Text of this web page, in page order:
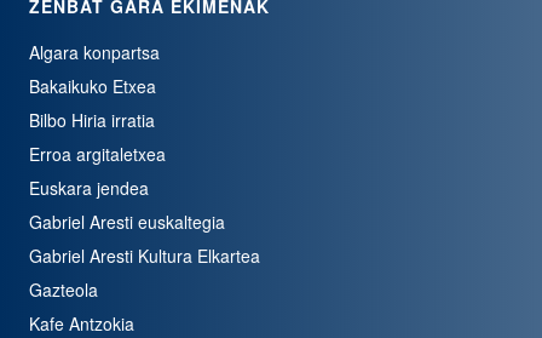
ZENBAT GARA EKIMENAK
Algara konpartsa
Bakaikuko Etxea
Bilbo Hiria irratia
Erroa argitaletxea
Euskara jendea
Gabriel Aresti euskaltegia
Gabriel Aresti Kultura Elkartea
Gazteola
Kafe Antzokia